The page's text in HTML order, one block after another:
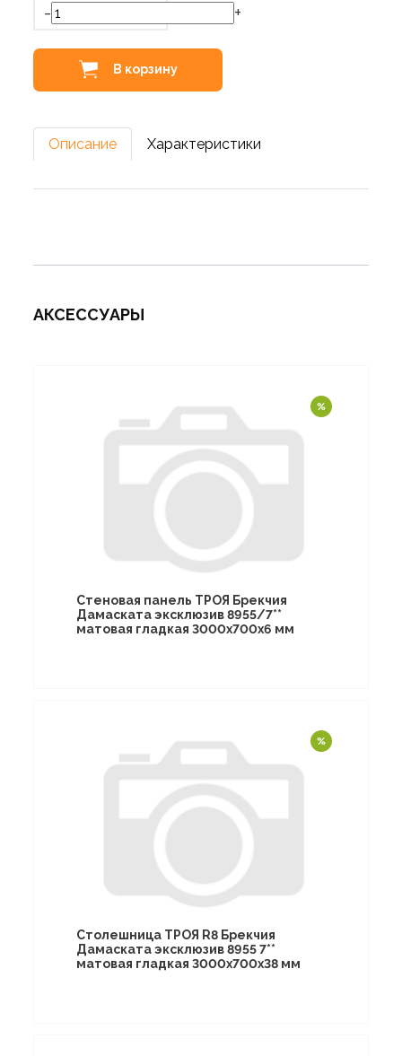
- +
В корзину
Описание Характеристики
АКСЕССУАРЫ
Стеновая панель ТРОЯ Брекчия
Дамаската эксклюзив 8955/7**
матовая гладкая 3000х700х6 мм
Столешница ТРОЯ R8 Брекчия
Дамаската эксклюзив 8955 7**
матовая гладкая 3000х700х38 мм